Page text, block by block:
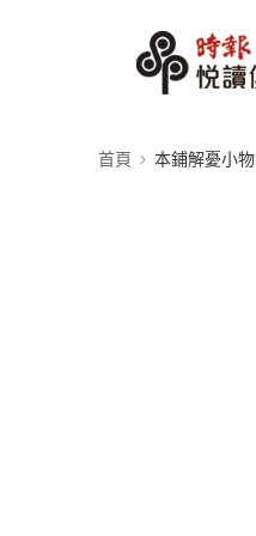
首頁 本鋪解憂小物